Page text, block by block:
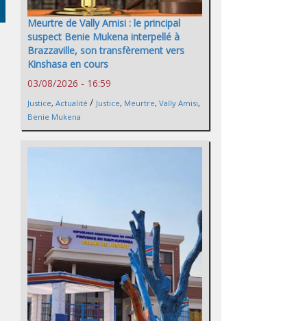
Meurtre de Vally Amisi : le principal
suspect Benie Mukena interpellé à
Brazzaville, son transfèrement vers
Kinshasa en cours
03/08/2026 - 16:59
Justice, Actualité / Justice, Meurtre, Vally Amisi,
Benie Mukena